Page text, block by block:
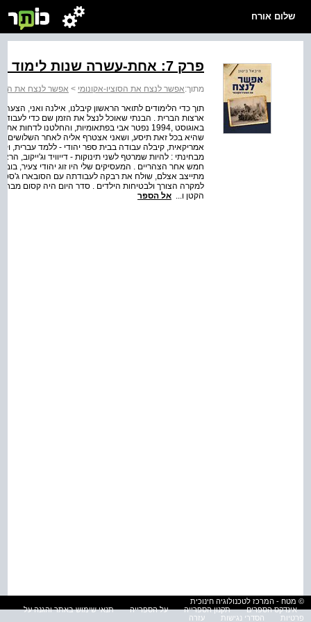
שלום אורח
פרק 7: אחת‑עשרה שנות לימוד ותואר שני
מתוך:אפשר לנצח את הסוציו‐אקונומי > אפשר לנצח את
תוך כדי הלימודים לתואר הראשון קיבלנו, אילנה ואני, הצעה
ארצות הברית . הבנתי שאוכל לנצל את הזמן שם כדי לעבוד
באוגוסט ,1994 נפטר אבי בפתאומיות,
שהיא בכל זאת תיסע, ושאני אצטרף אליה לאחר השלושים
אמריקאית, קיבלה עבודה בבית ספר יהודי ‑ ללמד עברית,
מבחינתי : להיות שמרטף לשני תינוקות ‑ דייוויד וג'ייקוב,
חמש אחר הצהריים . המעסיקים שלי היו זוג יהודי צעיר,
מתייצב אצלם, שולח את רבקה לעבודתה עם הסובארו ג'סטי
למקרה הצורך ולבטיחות הילדים . סדר היום היה קסום
הקטן ו... אל הספר
© מטח - המרכז לטכנולוגיה חינוכית
אינדקס הספרים
תקנון הספרייה על הספרייה
תנאי שימוש באתר והגנה על
פרטיות
הסדרי נגישות עזרה